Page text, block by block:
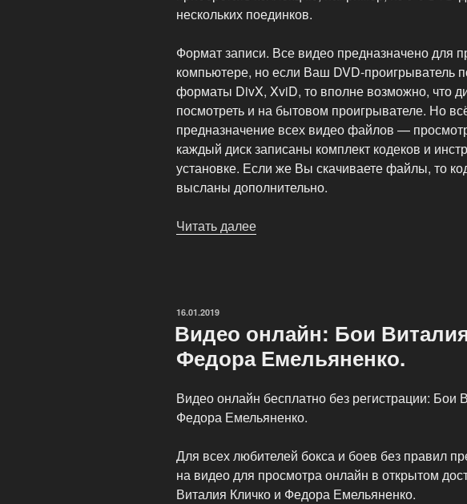
нескольких поединков.
Формат записи. Все видео предназначено для
компьютере, но если Ваш DVD-проигрыватель
форматы DivX, XviD, то вполне возможно, что
посмотреть и на бытовом проигрывателе. Но
предназначение всех видео файлов —
каждый диск записаны комплект кодеков и
установке. Если же Вы скачиваете файлы, то
высланы дополнительно.
Читать далее
боксерских
матчей?»
ОПУБЛИКОВАНО
16.01.2019
Видео онлайн: Бои
Федора Емельяненко.
Видео онлайн бесплатно без регистрации: Бои
Федора Емельяненко.
Для всех любителей бокса и боев без правил
на видео для просмотра онлайн в открытом
Виталия Кличко и Федора Емельяненко.